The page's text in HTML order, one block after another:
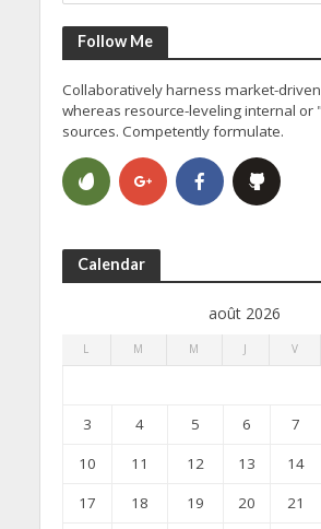
Follow Me
Collaboratively harness market-
whereas resource-leveling internal or
sources. Competently formulate.
Calendar
août 2026
L M M J V
3
4 5 6 7
10
11 12 13 14
17
18 19 20 21